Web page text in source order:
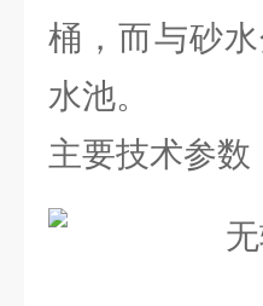
桶，而与砂
水池。
主要技术参数